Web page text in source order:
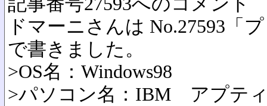
ドマーニさんは No.27593「
で書きました。
>OS名：Windows98
>パソコン名：IBM アプテ